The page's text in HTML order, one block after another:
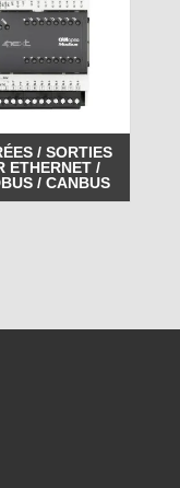
/ SORTIES
ETHERNET /
/ CANBUS